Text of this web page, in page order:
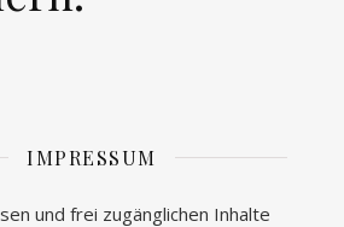
IMPRESSUM
und frei zugänglichen Inhalte